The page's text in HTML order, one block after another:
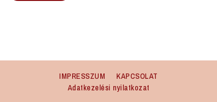
IMPRESSZUM
KAPCSOLAT
Adatkezelési nyilatkozat